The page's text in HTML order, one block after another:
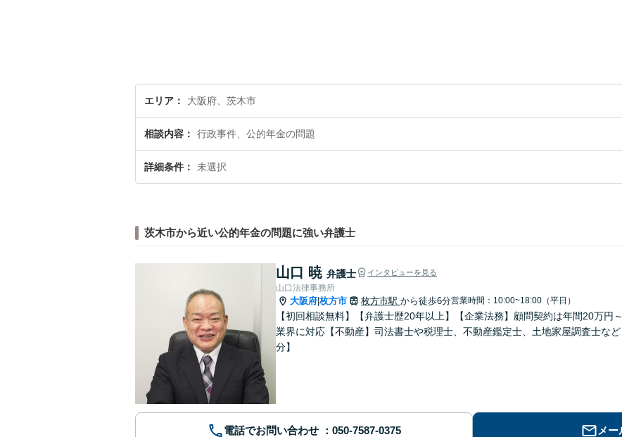
エリア 大阪府、茨木市
相談内容 行政事件、公的年金の問題
詳細条件 未選択
茨木市から近い公的年金の問題に強い弁護士
山口 暁 弁護士 インタビューを見る
山口法律事務所
大阪府 枚方市 枚方市駅 から徒歩6分営業時間：10:00~18:00（平日）
【初回相談無料】【弁護士歴20年以上】【企業法務】顧問契約は年間20万円
業界に対応【不動産】司法書士や税理士、不動産鑑定士、土地家屋調査士な
分】
電話でお問い合わせ メ